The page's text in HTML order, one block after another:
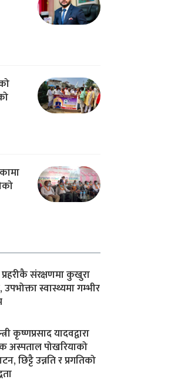
प्रहरीकै संरक्षणमा कुखुरा
स्वास्थ्यमा गम्भीर
कृष्णप्रसाद यादवद्वारा
अस्पताल पोखरियाको
छिट्टै उन्नति र प्रगतिको